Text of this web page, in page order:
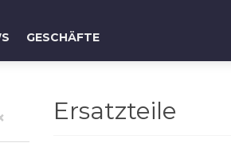
GESCHÄFTE
Ersatzteile